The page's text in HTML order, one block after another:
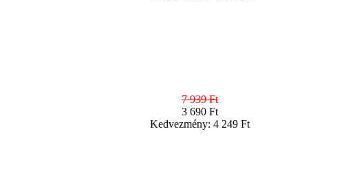
7 939 Ft
3 690 Ft
Kedvezmény: 4 249 Ft